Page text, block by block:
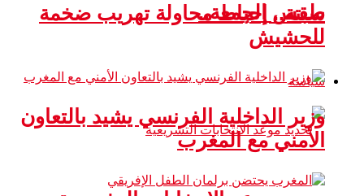
طقس الجمعة..
سياسة
سبتة.. إحباط محاولة تهريب ضخمة
للحشيش
وزير الداخلية الفرنسي يشيد بالتعاون
الأمني مع المغرب